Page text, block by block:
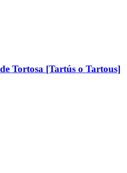
Tortosa [Tartús o Tartous]